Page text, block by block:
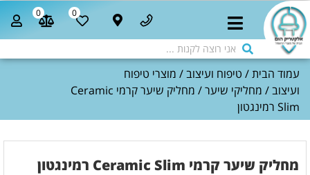
0
0
עמוד הבית/ טיפוח ועיצוב/ מוצרי טיפוח
ועיצוב/ מחליקי שיער
/ מחליק שיער קרמי Ceramic
Slim רמינגטון
מחליק שיער קרמי Ceramic Slim רמינגטון